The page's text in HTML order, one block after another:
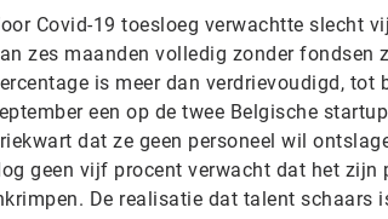
Covid-19 toesloeg verwachtte slecht
zes maanden volledig zonder fondsen
is meer dan verdrievoudigd,
een op de twee Belgische
dat ze geen personeel wil
geen vijf procent verwacht dat het
De realisatie dat talent schaars